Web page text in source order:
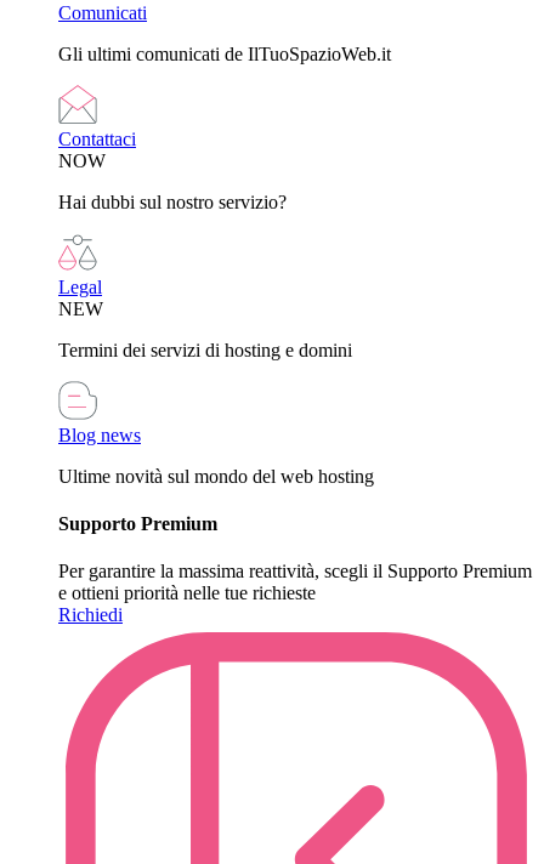
Comunicati
Gli ultimi comunicati de IlTuoSpazioWeb.it
Contattaci
NOW
Hai dubbi sul nostro servizio?
Legal
NEW
Termini dei servizi di hosting e domini
Blog news
Ultime novità sul mondo del web hosting
Supporto Premium
Per garantire la massima reattività, scegli il Supporto Premium
e ottieni priorità nelle tue richieste
Richiedi